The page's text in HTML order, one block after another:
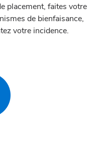
placement, faites votre
de bienfaisance,
votre incidence.